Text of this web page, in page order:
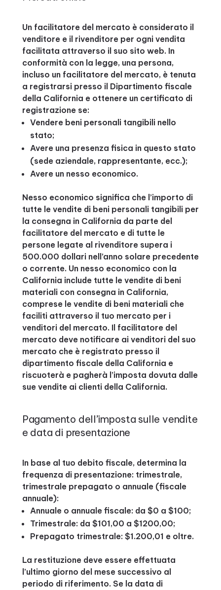
Un facilitatore del mercato è considerato il
venditore e il rivenditore per ogni vendita
facilitata attraverso il suo sito web. In
conformità con la legge, una persona,
incluso un facilitatore del mercato, è tenuta
a registrarsi presso il Dipartimento fiscale
della California e ottenere un certificato di
registrazione se:
Vendere beni personali tangibili nello
stato;
Avere una presenza fisica in questo stato
(sede aziendale, rappresentante, ecc.);
Avere un nesso economico.
Nesso economico significa che l’importo di
tutte le vendite di beni personali tangibili per
la consegna in California da parte del
facilitatore del mercato e di tutte le
persone legate al rivenditore supera i
500.000 dollari nell’anno solare precedente
o corrente. Un nesso economico con la
California include tutte le vendite di beni
materiali con consegna in California,
comprese le vendite di beni materiali che
faciliti attraverso il tuo mercato per i
venditori del mercato. Il facilitatore del
mercato deve notificare ai venditori del suo
mercato che è registrato presso il
dipartimento fiscale della California e
riscuoterà e pagherà l’imposta dovuta dalle
sue vendite ai clienti della California.
Pagamento dell’imposta sulle vendite
e data di presentazione
In base al tuo debito fiscale, determina la
frequenza di presentazione: trimestrale,
trimestrale prepagato o annuale (fiscale
annuale):
Annuale o annuale fiscale: da $0 a $100;
Trimestrale: da $101,00 a $1200,00;
Prepagato trimestrale: $1.200,01 e oltre.
La restituzione deve essere effettuata
l’ultimo giorno del mese successivo al
periodo di riferimento. Se la data di